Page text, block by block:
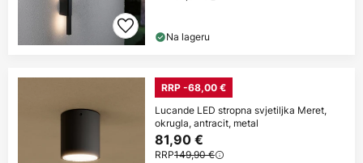
Na lageru
RRP -68,00 €
Lucande LED stropna svjetiljka Meret,
okrugla, antracit, metal
81,90 €
RRP149,90 €